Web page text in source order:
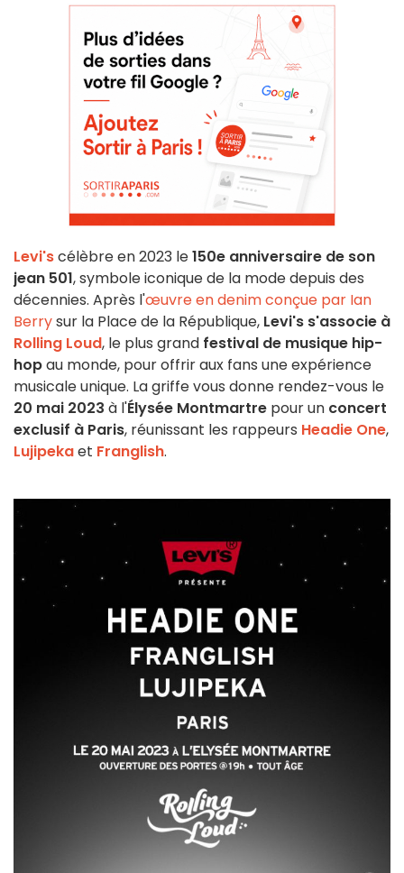
Levi'scélèbre en 2023 le150e anniversaire de son
jean 501, symbole iconique de la mode depuis des
décennies. Après l'œuvre en denim conçue par Ian
Berrysur la Place de la République, Levi's s'associe à
Rolling Loud, le plus grand festival de musique hip-
hopau monde, pour offrir aux fans une expérience
musicale unique. La griffe vous donne rendez-vous le
20 mai 2023 à l'Élysée Montmartre pour un concert
exclusif à Paris, réunissant les rappeurs Headie One,
Lujipekaet Franglish.